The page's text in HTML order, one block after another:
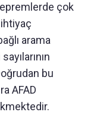
çok
arama
bu
AFAD